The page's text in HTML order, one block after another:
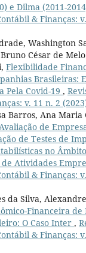
e Dilma (2011-
& Finanças:
Washington
Bruno César de
Flexibilidade
Brasileiras:
Pela Covid-19 ,
v. 11 n. 2
Barros, Ana Maria
de
de Testes de
no
de Atividades
& Finanças:
da Silva,
Financeira de
O Caso Inter ,
& Finanças: